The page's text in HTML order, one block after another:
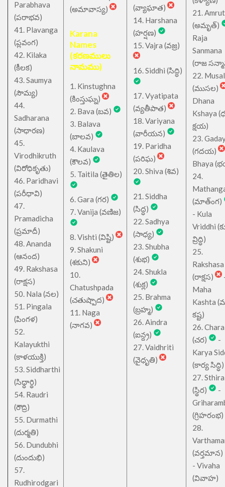
Parabhava
(పరాభవ)
41. Plavanga
(ప్లవంగ)
42. Kilaka
(కీలక)
43. Saumya
(సౌమ్య)
44.
Sadharana
(సాధారణ)
45.
Virodhikruth
(విరోధికృతు)
46. Paridhavi
(పరీధావి)
47.
Pramadicha
(ప్రమాదీ)
48. Ananda
(ఆనంద)
49. Rakshasa
(రాక్షస)
50. Nala (నల)
51. Pingala
(పింగళ)
52.
Kalayukthi
(కాళయుక్తి)
53. Siddharthi
(సిధ్ధార్థి)
54. Raudri
(రౌద్రి)
55. Durmathi
(దుర్మతి)
56. Dundubhi
(దుందుభి)
57.
Rudhirodgari
(అమావాస్య)
Karana
Names
(కరణములు
నామము)
1. Kinstughna
(కింస్తుఘ్న)
2. Bava (బవ)
3. Balava
(బాలవ)
4. Kaulava
(కౌలవ)
5. Taitila (తైతిల)
6. Gara (గర)
7. Vanija (వణిజ)
8. Vishti (విష్టి)
9. Shakuni
(శకుని)
10.
Chatushpada
(చతుష్పాద)
11. Naga
(నాగవ)
(వ్యాఘాత)
14. Harshana
(హర్షణ)
15. Vajra (వజ్ర)
16. Siddhi (సిద్ధి)
17. Vyatipata
(వ్యతీపాత)
18. Variyana
(వారీయన)
19. Paridha
(పరిఘ)
20. Shiva (శివ)
21. Siddha
(సిద్ధ)
22. Sadhya
(సాధ్య)
23. Shubha
(శుభ)
24. Shukla
(శుక్ల)
25. Brahma
(బ్రహ్మ)
26. Aindra
(ఐన్ద్ర)
27. Vaidhriti
(వైధృతి)
21.
(అమృత్)
Raja
Sanmana
(రాజ
22.
(ముసల)
Dhana
Kshaya
క్షయ)
23.
(గదయ)
Bhaya
24.
(మాత్ంగ)
- Kula
Vriddhi
వ్రిద్ధి)
25.
Rakshasa
(రాక్షస)
Maha
Kashta
కష్ట)
26. Chara
(చర)
-
Karya
(కార్య సిద్ధి)
27. Sthira
(స్థిర)
-
(గ్రిహరంభ)
28.
(వర్తమాన)
- Vivaha
(వివాహ)